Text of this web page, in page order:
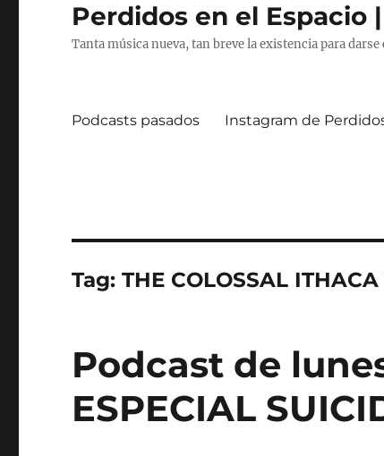
Perdidos en el Espacio
Tanta música nueva, tan breve la existencia para darse
Podcasts pasados Instagram de
Tag:THE COLOSSAL ITHACA
Podcast de
ESPECIAL